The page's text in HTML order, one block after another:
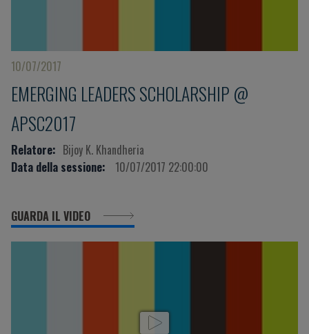
10/07/2017
EMERGING LEADERS SCHOLARSHIP @
APSC2017
Relatore: Bijoy K. Khandheria
Data della sessione:
10/07/2017 22:00:00
GUARDA IL VIDEO